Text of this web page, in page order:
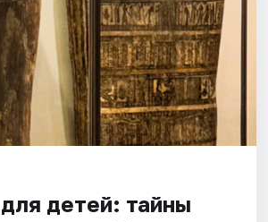
детей: тайны